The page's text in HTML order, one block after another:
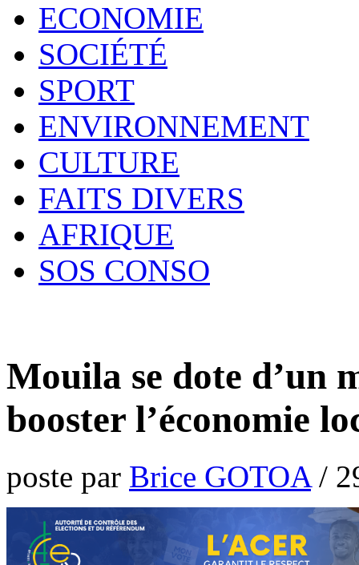
ECONOMIE
SOCIÉTÉ
SPORT
ENVIRONNEMENT
CULTURE
FAITS DIVERS
AFRIQUE
SOS CONSO
Mouila se dote d’un
booster l’économie
poste par Brice GOTOA/